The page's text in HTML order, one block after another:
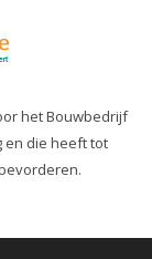
het Bouwbedrijf
en die heeft tot